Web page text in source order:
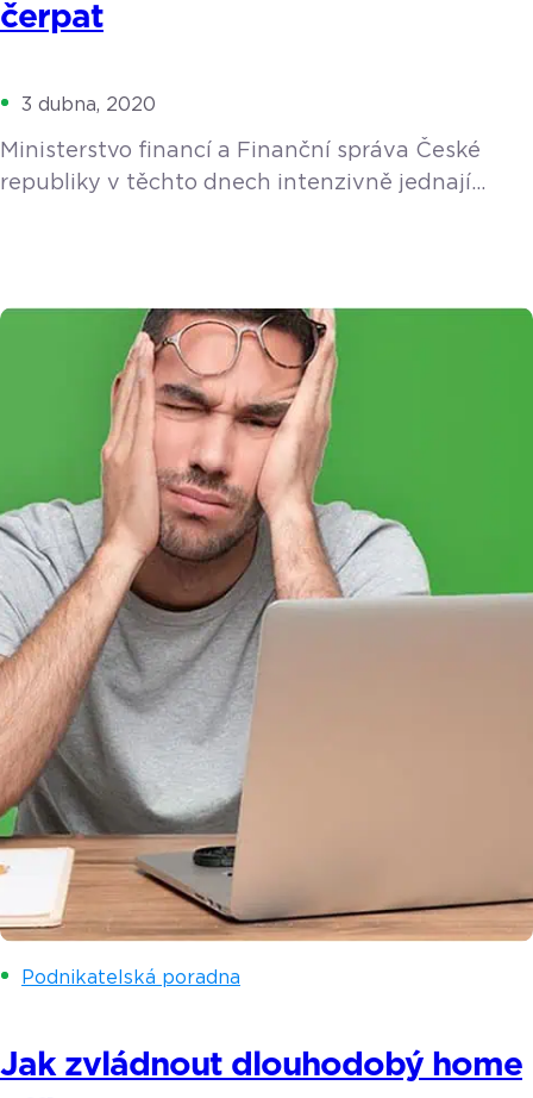
čerpat
3 dubna, 2020
Ministerstvo financí a Finanční správa České
republiky v těchto dnech intenzivně jednají
12. března do 30. dubna 2020 a jeho cílem je, aby
žadatelé získali finanční prostředky již v průběhu
měsíce dubna. Vláda ČR schválila pokračování
vyplácení bonusu i v měsíci květnu, a to ve výši
500,- Kč […]
Podnikatelská poradna
Jak zvládnout dlouhodobý home